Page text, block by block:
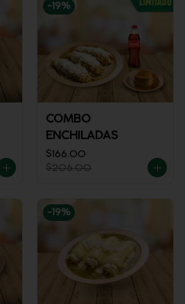
-19%
COMBO
ENCHILADAS
$166.00
$206.00
-19%